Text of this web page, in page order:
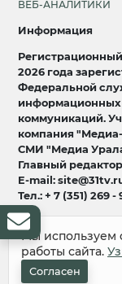
ВЕБ-АНАЛИТИКИ
Информация
2026 года
Федеральной
информационных
коммуникаций.
компания
СМИ "Медиа
Главный
E-mail:
Тел.: + 7 (351) 269 -
18+
© 2008-2026 Все
разработка и
Мы используем
работы сайта.
Согласен